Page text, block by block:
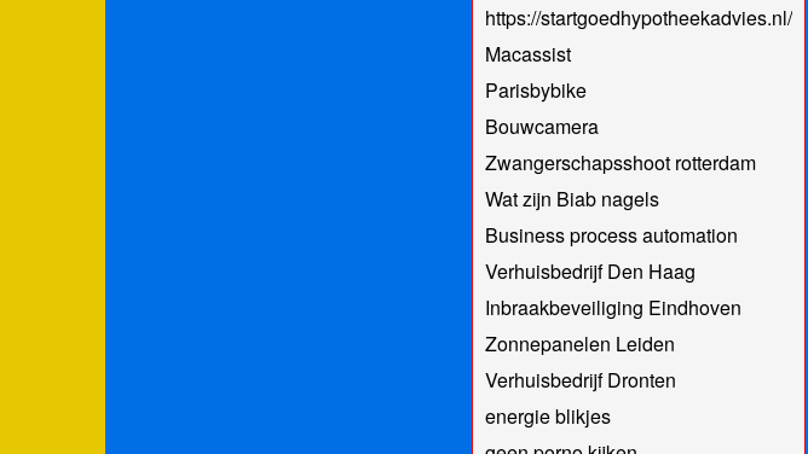
https://startgoedhypotheekadvies.nl/
Macassist
Parisbybike
Bouwcamera
Zwangerschapsshoot rotterdam
Wat zijn Biab nagels
Business process automation
Verhuisbedrijf Den Haag
Inbraakbeveiliging Eindhoven
Zonnepanelen Leiden
Verhuisbedrijf Dronten
energie blikjes